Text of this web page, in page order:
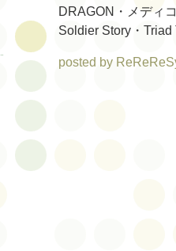
DRAGON・メディ
Soldier Story・Triad
posted by